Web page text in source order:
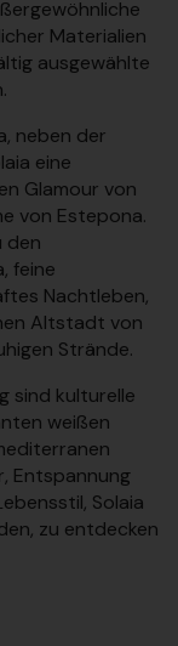
Materialien
ausgewählte
neben der
eine
Glamour von
von Estepona.
den
feine
Nachtleben,
Altstadt von
Strände.
sind kulturelle
weißen
Entspannung
Solaia
zu entdecken